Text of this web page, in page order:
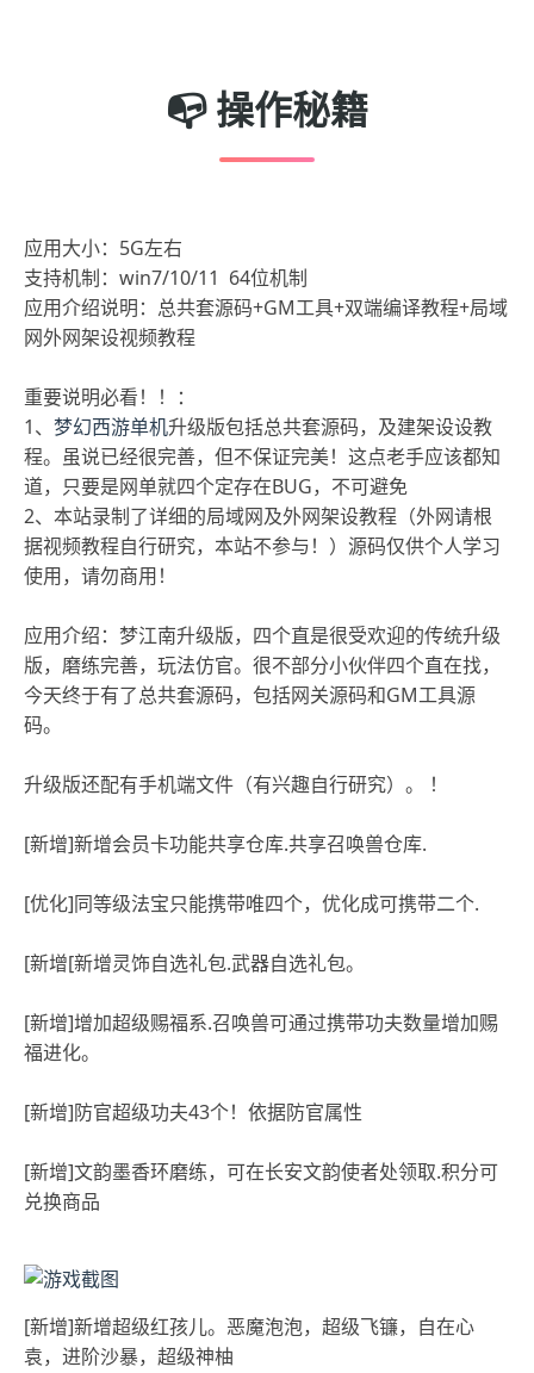
📭 操作秘籍
应用大小：5G左右
支持机制：win7/10/11 64位机制
应用介绍说明：总共套源码+GM工具+双端编译教程+局域
网外网架设视频教程
重要说明必看！！：
1、 梦幻西游单机升级版包括总共套源码，及建架设设教
程。虽说已经很完善，但不保证完美！这点老手应该都知
道，只要是网单就四个定存在BUG，不可避免
2、本站录制了详细的局域网及外网架设教程（外网请根
据视频教程自行研究，本站不参与！）源码仅供个人学习
使用，请勿商用！
应用介绍：梦江南升级版，四个直是很受欢迎的传统升级
版，磨练完善，玩法仿官。很不部分小伙伴四个直在找，
今天终于有了总共套源码，包括网关源码和GM工具源
码。
升级版还配有手机端文件（有兴趣自行研究）。 ！
[新增]新增会员卡功能共享仓库.共享召唤兽仓库.
[优化]同等级法宝只能携带唯四个，优化成可携带二个.
[新增[新增灵饰自选礼包.武器自选礼包。
[新增]增加超级赐福系.召唤兽可通过携带功夫数量增加赐
福进化。
[新增]防官超级功夫43个！依据防官属性
[新增]文韵墨香环磨练，可在长安文韵使者处领取.积分可
兑换商品
[新增]新增超级红孩儿。恶魔泡泡，超级飞镰，自在心
袁，进阶沙暴，超级神柚